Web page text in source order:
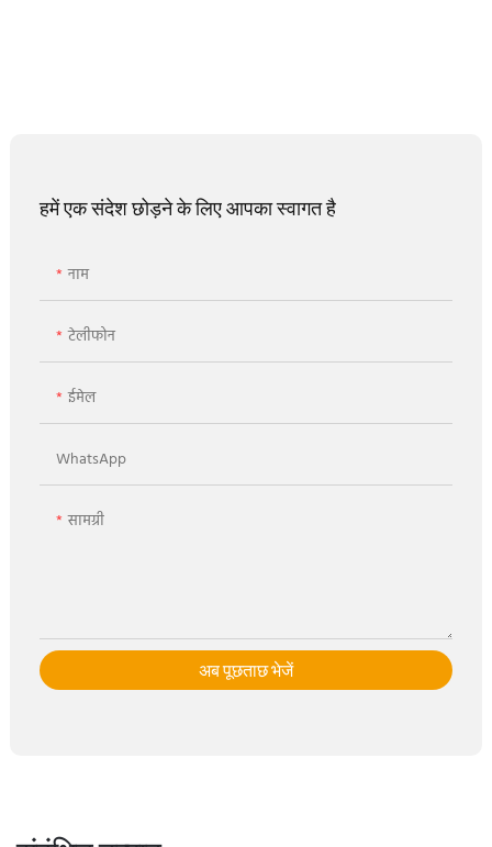
हमें एक संदेश छोड़ने के लिए आपका स्वागत है
नाम
टेलीफोन
ईमेल
WhatsApp
सामग्री
अब पूछताछ भेजें